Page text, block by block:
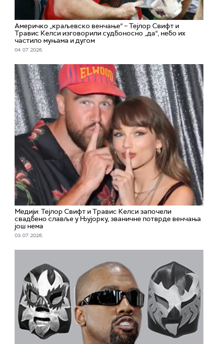
Америчко „краљевско венчање“ – Тејлор Свифт и
Травис Келси изговорили судбоносно „да“, небо их
частило муњама и дугом
04. 07. 2026.
Медији: Тејлор Свифт и Травис Келси започели
свадбено славље у Њујорку, званичне потврде венчања
још нема
03. 07. 2026.